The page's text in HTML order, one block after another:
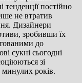
тенденції постійно
не втратив
Дизайнери
зробивши їх
до
сукні сьогодні
зі
років.